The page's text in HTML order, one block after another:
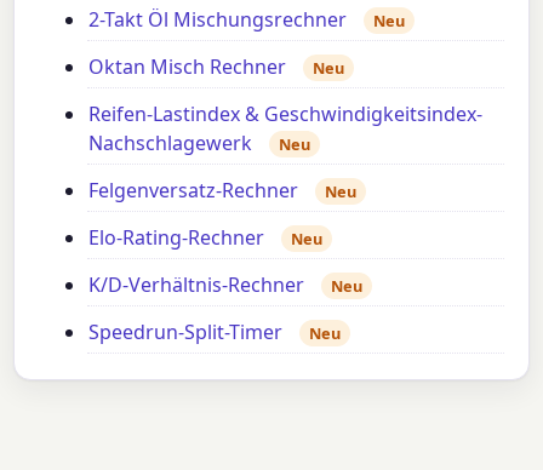
2-Takt Öl Mischungsrechner Neu
Oktan Misch Rechner Neu
Reifen-Lastindex & Geschwindigkeitsindex-
Nachschlagewerk
Neu
Felgenversatz-Rechner Neu
Elo-Rating-Rechner Neu
K/D-Verhältnis-Rechner Neu
Speedrun-Split-Timer Neu